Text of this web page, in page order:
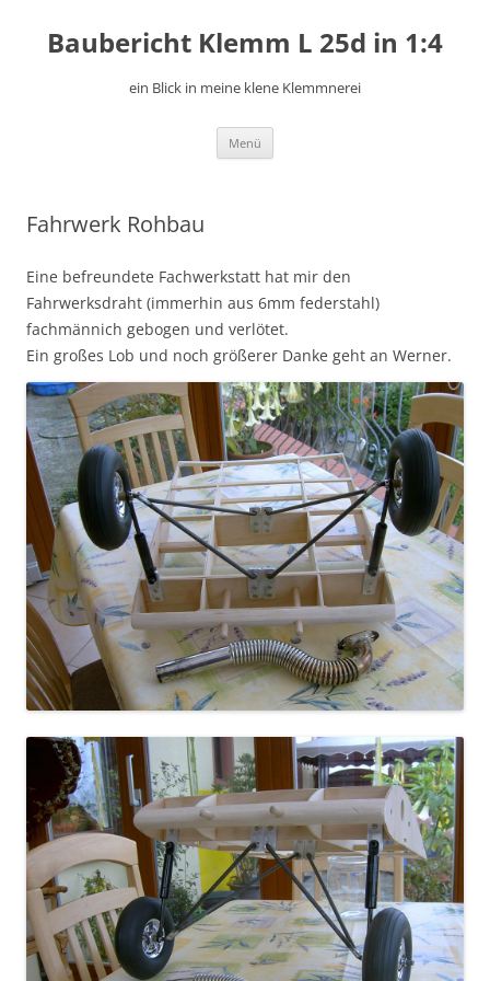
springen
Baubericht Klemm L 25d in 1:4
ein Blick in meine klene Klemmnerei
Menü
Fahrwerk Rohbau
Eine befreundete Fachwerkstatt hat mir den
Fahrwerksdraht (immerhin aus 6mm federstahl)
fachmännich gebogen und verlötet.
Ein großes Lob und noch größerer Danke geht an Werner.